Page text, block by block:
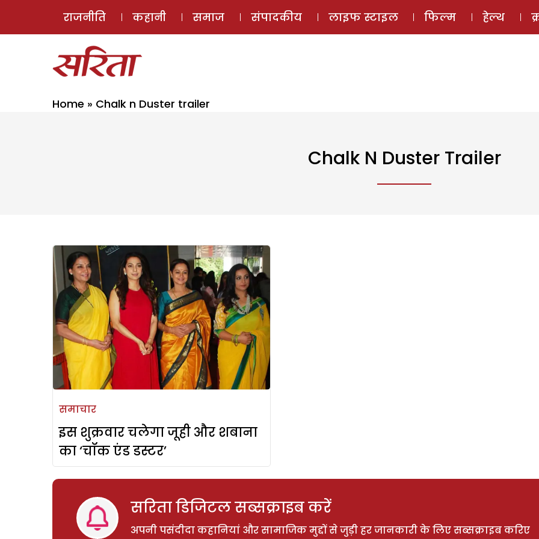
ई-मैगज़ीन
राजनीति कहानी समाज संपादकीय लाइफ स्टाइल फिल्म हेल्थ
Home » Chalk n Duster trailer
Chalk N Duster Trailer
समाचार
इस शुक्रवार चलेगा जूही और शबाना
का ‘चॉक एंड डस्टर’
सरिता डिजिटल सब्सक्राइब करें
अपनी पसंदीदा कहानियां और सामाजिक मुद्दों से जुड़ी हर जानकारी के लिए सब्सक्राइब करिए